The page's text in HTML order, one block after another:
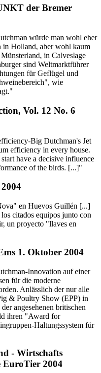
der Bremer
würde man wohl eher
in Holland, aber wohl kaum
in Calveslage
sind Weltmarktführer
für Geflügel und
wie
Vol. 12 No. 6
Big Dutchman's Jet
efficiency in every house.
have a decisive influence
of the birds. [...]"
en Huevos Guillén [...]
citados equipos junto con
un proyecto "llaves en
1. Oktober 2004
Innovation auf einer
für die moderne
Anlässlich der nur alle
& Poultry Show (EPP) in
angesehenen britischen
ihren "Award for
Haltungssystem für
- Wirtschafts
EuroTier 2004